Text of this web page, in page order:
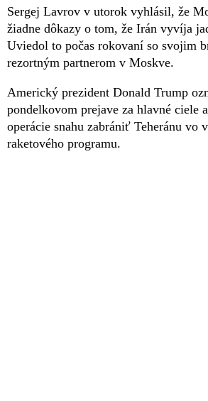
Sergej Lavrov v utorok vyhlásil, že
žiadne dôkazy o tom, že Irán vyvíja
Uviedol to počas rokovaní so svojim
rezortným partnerom v Moskve.
Americký prezident Donald Trump
pondelkovom prejave za hlavné ciele
operácie snahu zabrániť Teheránu vo
raketového programu.